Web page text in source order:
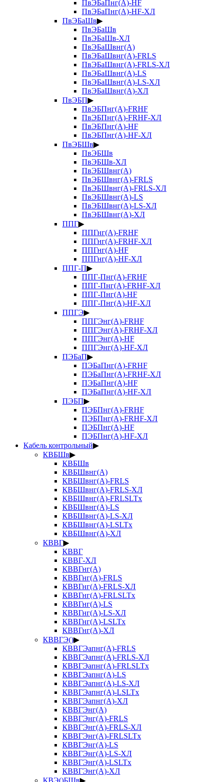
ПвЭБаПнг(А)-HF
ПвЭБаПнг(А)-HF-ХЛ
ПвЭБаШв▶
ПвЭБаШв
ПвЭБаШв-ХЛ
ПвЭБаШвнг(А)
ПвЭБаШвнг(А)-FRLS
ПвЭБаШвнг(А)-FRLS-ХЛ
ПвЭБаШвнг(А)-LS
ПвЭБаШвнг(А)-LS-ХЛ
ПвЭБаШвнг(А)-ХЛ
ПвЭБП▶
ПвЭБПнг(А)-FRHF
ПвЭБПнг(А)-FRHF-ХЛ
ПвЭБПнг(А)-HF
ПвЭБПнг(А)-HF-ХЛ
ПвЭБШв▶
ПвЭБШв
ПвЭБШв-ХЛ
ПвЭБШвнг(А)
ПвЭБШвнг(А)-FRLS
ПвЭБШвнг(А)-FRLS-ХЛ
ПвЭБШвнг(А)-LS
ПвЭБШвнг(А)-LS-ХЛ
ПвЭБШвнг(А)-ХЛ
ППГ▶
ППГнг(А)-FRHF
ППГнг(А)-FRHF-ХЛ
ППГнг(А)-HF
ППГнг(А)-HF-ХЛ
ППГ-П▶
ППГ-Пнг(А)-FRHF
ППГ-Пнг(А)-FRHF-ХЛ
ППГ-Пнг(А)-HF
ППГ-Пнг(А)-HF-ХЛ
ППГЭ▶
ППГЭнг(А)-FRHF
ППГЭнг(А)-FRHF-ХЛ
ППГЭнг(А)-HF
ППГЭнг(А)-HF-ХЛ
ПЭБаП▶
ПЭБаПнг(А)-FRHF
ПЭБаПнг(А)-FRHF-ХЛ
ПЭБаПнг(А)-HF
ПЭБаПнг(А)-HF-ХЛ
ПЭБП▶
ПЭБПнг(А)-FRHF
ПЭБПнг(А)-FRHF-ХЛ
ПЭБПнг(А)-HF
ПЭБПнг(А)-HF-ХЛ
Кабель контрольный▶
КВБШв▶
КВБШв
КВБШвнг(А)
КВБШвнг(А)-FRLS
КВБШвнг(А)-FRLS-ХЛ
КВБШвнг(А)-FRLSLTx
КВБШвнг(А)-LS
КВБШвнг(А)-LS-ХЛ
КВБШвнг(А)-LSLTx
КВБШвнг(А)-ХЛ
КВВГ▶
КВВГ
КВВГ-ХЛ
КВВГнг(А)
КВВГнг(А)-FRLS
КВВГнг(А)-FRLS-ХЛ
КВВГнг(А)-FRLSLTx
КВВГнг(А)-LS
КВВГнг(А)-LS-ХЛ
КВВГнг(А)-LSLTx
КВВГнг(А)-ХЛ
КВВГЭ()▶
КВВГЭапнг(А)-FRLS
КВВГЭапнг(А)-FRLS-ХЛ
КВВГЭапнг(А)-FRLSLTx
КВВГЭапнг(А)-LS
КВВГЭапнг(А)-LS-ХЛ
КВВГЭапнг(А)-LSLTx
КВВГЭапнг(А)-ХЛ
КВВГЭнг(А)
КВВГЭнг(А)-FRLS
КВВГЭнг(А)-FRLS-ХЛ
КВВГЭнг(А)-FRLSLTx
КВВГЭнг(А)-LS
КВВГЭнг(А)-LS-ХЛ
КВВГЭнг(А)-LSLTx
КВВГЭнг(А)-ХЛ
КВЭ()БШв▶